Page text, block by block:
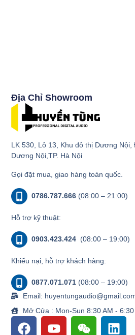
Địa Chỉ Showroom
LK 530, Lô 13, Khu đô thị Dương
Dương Nội,TP. Hà Nội
Gọi đặt mua, giao hàng toàn quốc.
0786.787.666 (08:00 – 21:00)
Hỗ trợ kỹ thuật:
0903.423.424 (08:00 – 19:00)
Khiếu nại, hỗ trợ khách hàng:
0877.071.071 (08:00 – 19:00)
Email:
Mở Cửa : Mon-Sun 8:30 AM - 6:30